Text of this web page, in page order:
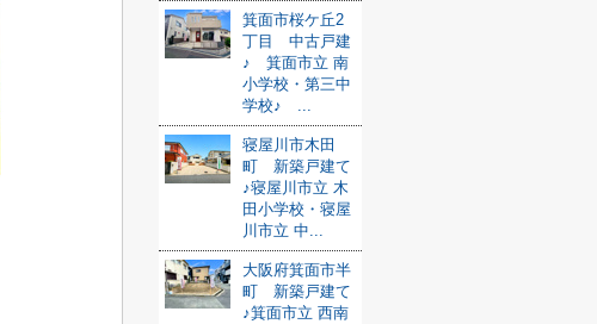
箕面市桜ケ丘2
丁目 中古戸建
♪ 箕面市立 南
小学校・第三中
学校♪ ...
寝屋川市木田
町 新築戸建て
♪寝屋川市立 木
田小学校・寝屋
川市立 中...
大阪府箕面市半
町 新築戸建て
♪箕面市立 西南